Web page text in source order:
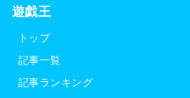
遊戯王
トップ
記事一覧
記事ランキング